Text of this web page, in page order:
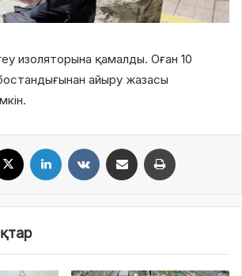
изоляторына қамалды. Оған 10
айыру жазасы